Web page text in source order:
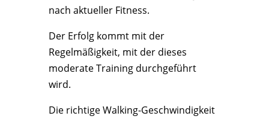
nach aktueller Fitness.
Der Erfolg kommt mit der
Regelmäßigkeit, mit der dieses
moderate Training durchgeführt
wird.
Die richtige Walking-Geschwindigkeit